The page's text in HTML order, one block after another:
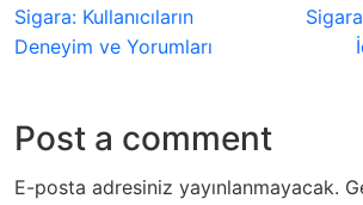
Sigara: Kullanıcıların
Deneyim ve Yorumları
Post a comment
E-posta adresiniz yayınlanmayacak.